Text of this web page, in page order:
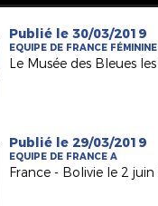
Publié le 30/03/2019
EQUIPE DE FRANCE FÉMININE
Publié le 29/03/2019
EQUIPE DE FRANCE A